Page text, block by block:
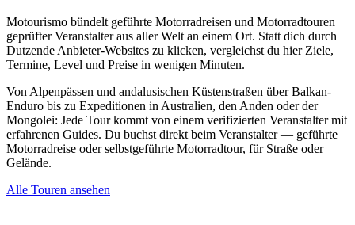
Motourismo bündelt geführte Motorradreisen und Motorradtouren
geprüfter Veranstalter aus aller Welt an einem Ort. Statt dich durch
Dutzende Anbieter-Websites zu klicken, vergleichst du hier Ziele,
Termine, Level und Preise in wenigen Minuten.
Von Alpenpässen und andalusischen Küstenstraßen über Balkan-
Enduro bis zu Expeditionen in Australien, den Anden oder der
Mongolei: Jede Tour kommt von einem verifizierten Veranstalter mit
erfahrenen Guides. Du buchst direkt beim Veranstalter — geführte
Motorradreise oder selbstgeführte Motorradtour, für Straße oder
Gelände.
Alle Touren ansehen